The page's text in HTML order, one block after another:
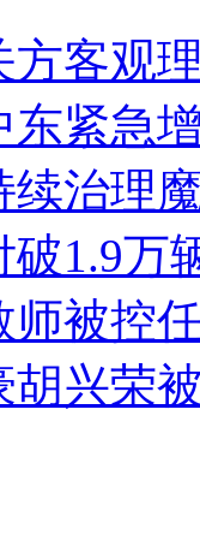
方客观
东紧急
治理
破1.9万
师被控
胡兴荣